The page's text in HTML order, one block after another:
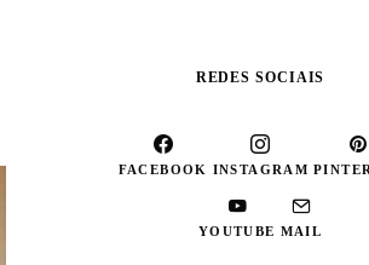
REDES SOCIAIS
FACEBOOK INSTAGRAM
YOUTUBE MAIL